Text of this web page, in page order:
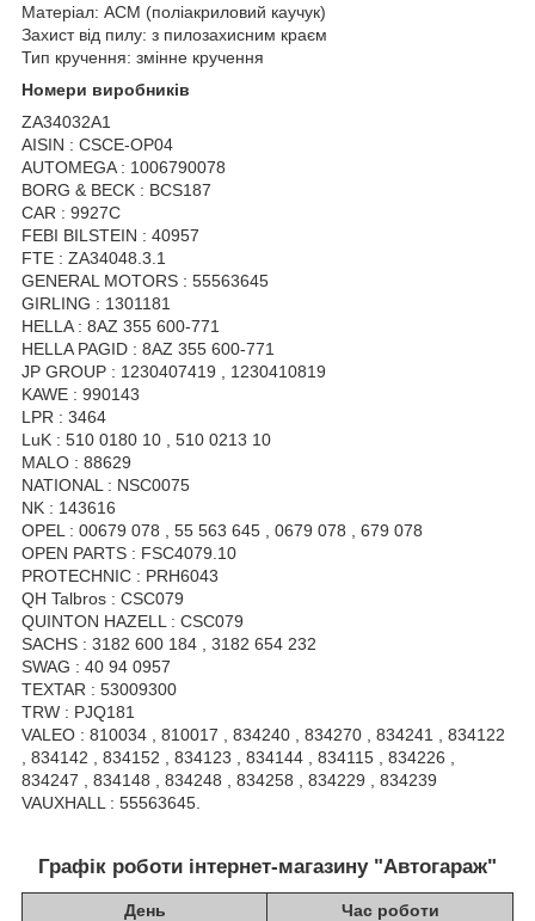
Матеріал: АСМ (поліакриловий каучук)
Захист від пилу: з пилозахисним краєм
Тип кручення: змінне кручення
Номери виробників
ZA34032A1
AISIN : CSCE-OP04
AUTOMEGA : 1006790078
BORG & BECK : BCS187
CAR : 9927C
FEBI BILSTEIN : 40957
FTE : ZA34048.3.1
GENERAL MOTORS : 55563645
GIRLING : 1301181
HELLA : 8AZ 355 600-771
HELLA PAGID : 8AZ 355 600-771
JP GROUP : 1230407419 , 1230410819
KAWE : 990143
LPR : 3464
LuK : 510 0180 10 , 510 0213 10
MALO : 88629
NATIONAL : NSC0075
NK : 143616
OPEL : 00679 078 , 55 563 645 , 0679 078 , 679 078
OPEN PARTS : FSC4079.10
PROTECHNIC : PRH6043
QH Talbros : CSC079
QUINTON HAZELL : CSC079
SACHS : 3182 600 184 , 3182 654 232
SWAG : 40 94 0957
TEXTAR : 53009300
TRW : PJQ181
VALEO : 810034 , 810017 , 834240 , 834270 , 834241 , 834122
, 834142 , 834152 , 834123 , 834144 , 834115 , 834226 ,
834247 , 834148 , 834248 , 834258 , 834229 , 834239
VAUXHALL : 55563645.
Графік роботи інтернет-магазину "Автогараж"
День
Час роботи